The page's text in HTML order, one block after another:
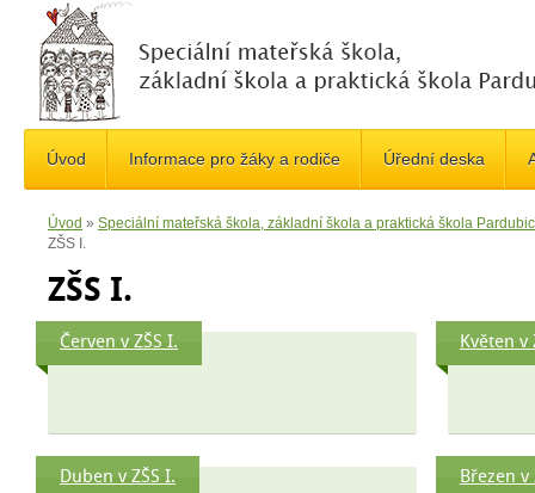
Úvod Informace pro žáky a rodiče Úřední deska
Úvod » Speciální mateřská škola, základní škola a praktická škola
ZŠS I.
ZŠS I.
Červen v ZŠS I. Květen v
Duben v ZŠS I. Březen v